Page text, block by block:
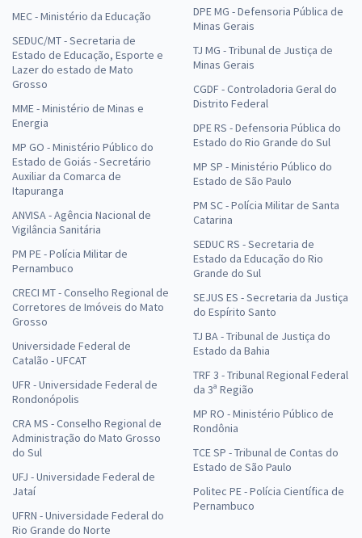
MEC - Ministério da Educação
SEDUC/MT - Secretaria de
Estado de Educação, Esporte e
Lazer do estado de Mato
Grosso
MME - Ministério de Minas e
Energia
MP GO - Ministério Público do
Estado de Goiás - Secretário
Auxiliar da Comarca de
Itapuranga
ANVISA - Agência Nacional de
Vigilância Sanitária
PM PE - Polícia Militar de
Pernambuco
CRECI MT - Conselho Regional de
Corretores de Imóveis do Mato
Grosso
Universidade Federal de
Catalão - UFCAT
UFR - Universidade Federal de
Rondonópolis
CRA MS - Conselho Regional de
Administração do Mato Grosso
do Sul
UFJ - Universidade Federal de
Jataí
UFRN - Universidade Federal do
Rio Grande do Norte
DPE MG - Defensoria Pública de
Minas Gerais
TJ MG - Tribunal de Justiça de
Minas Gerais
CGDF - Controladoria Geral do
Distrito Federal
DPE RS - Defensoria Pública do
Estado do Rio Grande do Sul
MP SP - Ministério Público do
Estado de São Paulo
PM SC - Polícia Militar de Santa
Catarina
SEDUC RS - Secretaria de
Estado da Educação do Rio
Grande do Sul
SEJUS ES - Secretaria da Justiça
do Espírito Santo
TJ BA - Tribunal de Justiça do
Estado da Bahia
TRF 3 - Tribunal Regional Federal
da 3ª Região
MP RO - Ministério Público de
Rondônia
TCE SP - Tribunal de Contas do
Estado de São Paulo
Politec PE - Polícia Científica de
Pernambuco